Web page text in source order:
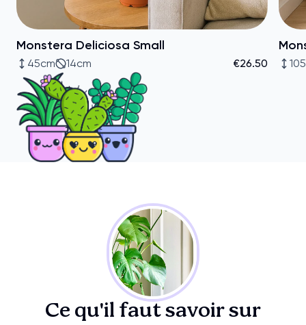
Monstera Deliciosa Small
45cm 14cm €26.50
Ce qu'il faut savoir sur